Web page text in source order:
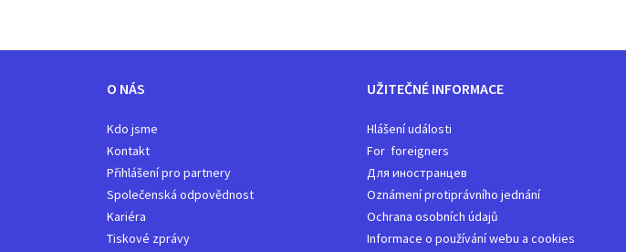
O NÁS
Kdo jsme
Kontakt
Přihlášení pro partnery
Společenská odpovědnost
Kariéra
Tiskové zprávy
UŽITEČNÉ INFORMACE
Hlášení události
For foreigners
Для иностранцев
Oznámení protiprávního jednání
Ochrana osobních údajů
Informace o používání webu a cookies